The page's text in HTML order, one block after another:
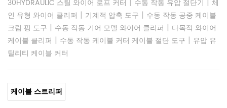
30HYDRAULIC 스틸 와이어 로프 커터
수동 작동 유압 절단기
체
인 유형 와이어 클리퍼 | 기계적 압축 도구 | 수동 작동 공중 케이블
크림 핑 도구 | 수동 작동 기어 모델 와이어 클리퍼 | 다목적 와이어
케이블 클리퍼 | 수동 작동 케이블 커터 케이블 절단 도구 | 유압 유
틸리티 케이블 커터
케이블 스트리퍼